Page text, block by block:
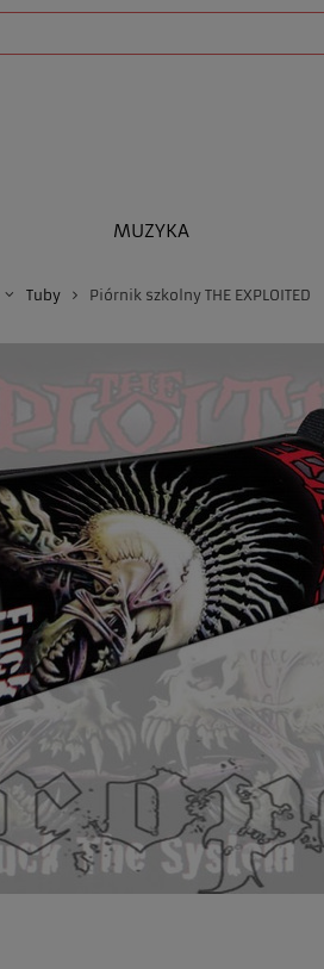
MUZYKA
Tuby Piórnik szkolny THE EXPLOITED